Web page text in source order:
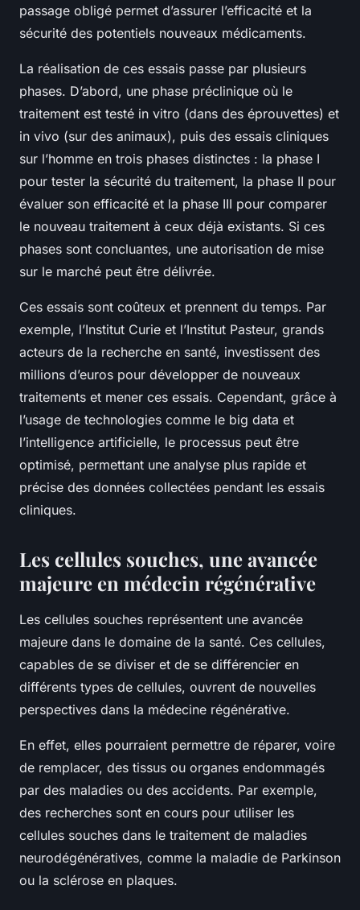
passage obligé permet d’assurer l’efficacité et la
sécurité des potentiels nouveaux médicaments.
La réalisation de ces essais passe par plusieurs
phases. D’abord, une phase préclinique où le
traitement est testé in vitro (dans des éprouvettes) et
in vivo (sur des animaux), puis des essais cliniques
sur l’homme en trois phases distinctes : la phase I
pour tester la sécurité du traitement, la phase II pour
évaluer son efficacité et la phase III pour comparer
le nouveau traitement à ceux déjà existants. Si ces
phases sont concluantes, une autorisation de mise
sur le marché peut être délivrée.
Ces essais sont coûteux et prennent du temps. Par
exemple, l’Institut Curie et l’Institut Pasteur, grands
acteurs de la recherche en santé, investissent des
millions d’euros pour développer de nouveaux
traitements et mener ces essais. Cependant, grâce à
l’usage de technologies comme le big data et
l’intelligence artificielle, le processus peut être
optimisé, permettant une analyse plus rapide et
précise des données collectées pendant les essais
cliniques.
Les cellules souches, une avancée
majeure en médecin régénérative
Les cellules souches représentent une avancée
majeure dans le domaine de la santé. Ces cellules,
capables de se diviser et de se différencier en
différents types de cellules, ouvrent de nouvelles
perspectives dans la médecine régénérative.
En effet, elles pourraient permettre de réparer, voire
de remplacer, des tissus ou organes endommagés
par des maladies ou des accidents. Par exemple,
des recherches sont en cours pour utiliser les
cellules souches dans le traitement de maladies
neurodégénératives, comme la maladie de Parkinson
ou la sclérose en plaques.